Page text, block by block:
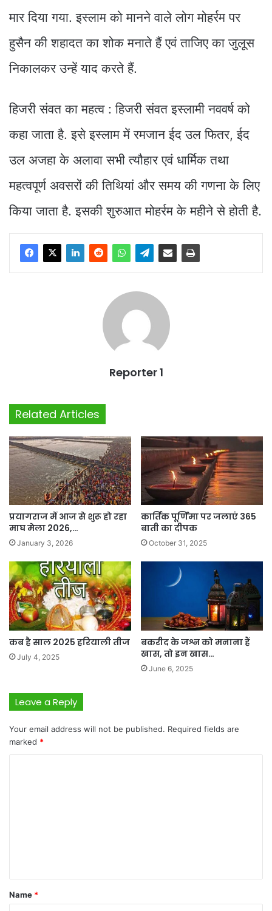
मार दिया गया. इस्लाम को मानने वाले लोग मोहर्रम पर
हुसैन की शहादत का शोक मनाते हैं एवं ताजिए का जुलूस
निकालकर उन्हें याद करते हैं.
हिजरी संवत का महत्व : हिजरी संवत इस्लामी नववर्ष को
कहा जाता है. इसे इस्लाम में रमजान ईद उल फितर, ईद
उल अजहा के अलावा सभी त्यौहार एवं धार्मिक तथा
महत्वपूर्ण अवसरों की तिथियां और समय की गणना के लिए
किया जाता है. इसकी शुरुआत मोहर्रम के महीने से होती है.
Reporter 1
Related Articles
प्रयागराज में आज से शुरू हो रहा
माघ मेला 2026,…
January 3, 2026
कार्तिक पूर्णिमा पर जलाएं 365
बाती का दीपक
October 31, 2025
कब है साल 2025 हरियाली तीज
July 4, 2025
बकरीद के जश्न को मनाना हैं
खास, तो इन खास…
June 6, 2025
Leave a Reply
Your email address will not be published. Required fields are
marked *
*
Name *